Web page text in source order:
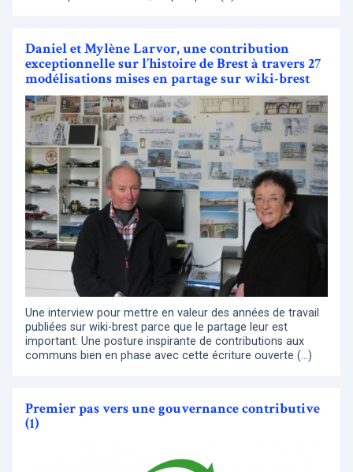
Daniel et Mylène Larvor, une contribution
exceptionnelle sur l’histoire de Brest à travers 27
modélisations mises en partage sur wiki-brest
Une interview pour mettre en valeur des années de travail
publiées sur wiki-brest parce que le partage leur est
important. Une posture inspirante de contributions aux
communs bien en phase avec cette écriture ouverte (…)
Premier pas vers une gouvernance contributive
(1)